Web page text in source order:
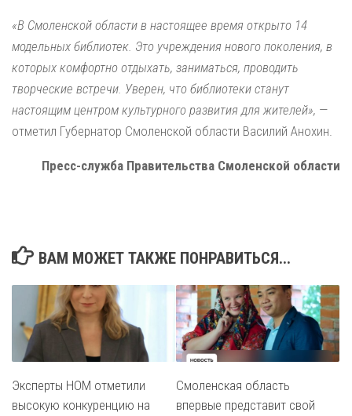
«В Смоленской области в настоящее время открыто 14
модельных библиотек. Это учреждения нового поколения, в
которых комфортно отдыхать, заниматься, проводить
творческие встречи. Уверен, что библиотеки станут
настоящим центром культурного развития для жителей», —
отметил Губернатор Смоленской области Василий Анохин.
Пресс-служба Правительства Смоленской области
ВАМ МОЖЕТ ТАКЖЕ ПОНРАВИТЬСЯ...
Эксперты НОМ отметили
высокую конкуренцию на
Смоленская область
впервые представит свой